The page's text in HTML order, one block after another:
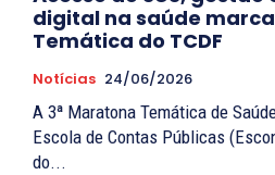
digital na saúde
Temática do TCDF
Notícias 24/06/2026
A 3ª Maratona Temática de
Escola de Contas Públicas
do...